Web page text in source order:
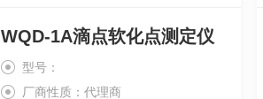
WQD-1A滴点软化点测定仪
型号：
厂商性质：代理商